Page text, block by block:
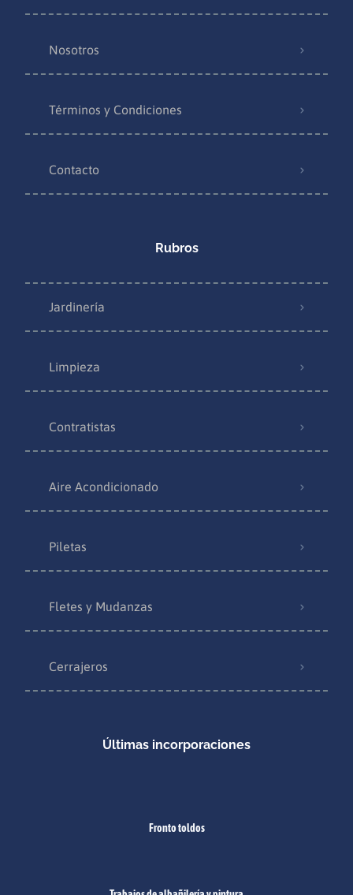
Nosotros
Términos y Condiciones
Contacto
Rubros
Jardinería
Limpieza
Contratistas
Aire Acondicionado
Piletas
Fletes y Mudanzas
Cerrajeros
Últimas incorporaciones
Fronto toldos